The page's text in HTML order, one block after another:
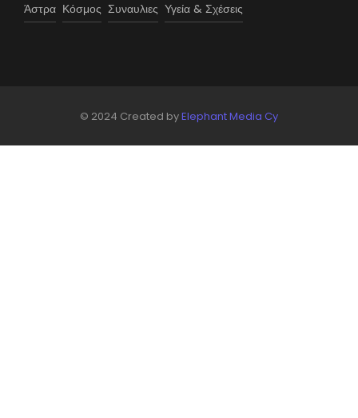
Άστρα Κόσμος Συναυλιες Υγεία & Σχέσεις
© 2024 Created byElephant Media Cy